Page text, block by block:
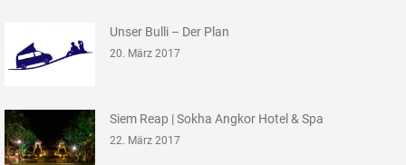
Unser Bulli – Der Plan
20. März 2017
Siem Reap | Sokha Angkor Hotel & Spa
22. März 2017